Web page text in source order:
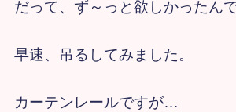
だって、ず～っと欲しかったん
早速、吊るしてみました。
カーテンレールですが…